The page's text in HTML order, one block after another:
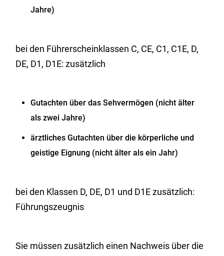
Jahre)
bei den Führerscheinklassen C, CE, C1, C1E, D,
DE, D1, D1E: zusätzlich
Gutachten über das Sehvermögen (nicht älter
als zwei Jahre)
ärztliches Gutachten über die körperliche und
geistige Eignung (nicht älter als ein Jahr)
bei den Klassen D, DE, D1 und D1E zusätzlich:
Führungszeugnis
Sie müssen zusätzlich einen Nachweis über die